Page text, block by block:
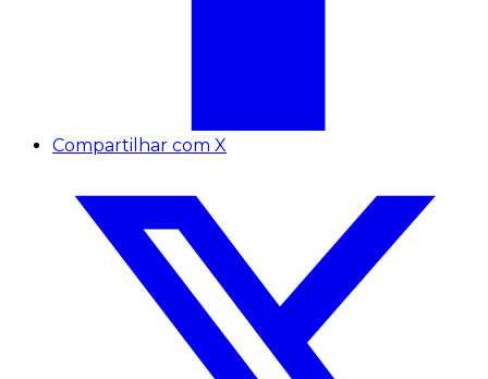
Compartilhar com X